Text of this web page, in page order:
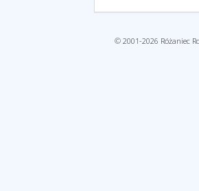
© 2001-2026 Różaniec